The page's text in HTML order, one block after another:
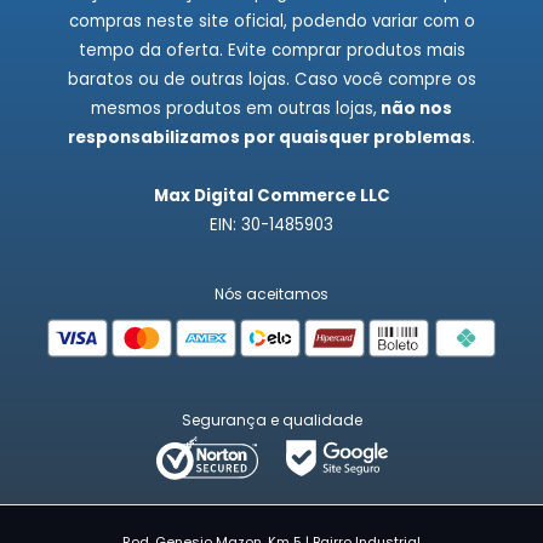
compras neste site oficial, podendo variar com o
tempo da oferta. Evite comprar produtos mais
baratos ou de outras lojas. Caso você compre os
mesmos produtos em outras lojas, não nos
responsabilizamos por quaisquer problemas.
Max Digital Commerce LLC
EIN: 30-1485903
Nós aceitamos
Segurança e qualidade